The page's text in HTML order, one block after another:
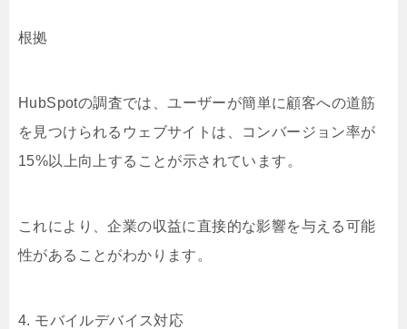
根拠
HubSpotの調査では、ユーザーが簡単に顧客への道筋
を見つけられるウェブサイトは、コンバージョン率が
15%以上向上することが示されています。
これにより、企業の収益に直接的な影響を与える可能
性があることがわかります。
4. モバイルデバイス対応